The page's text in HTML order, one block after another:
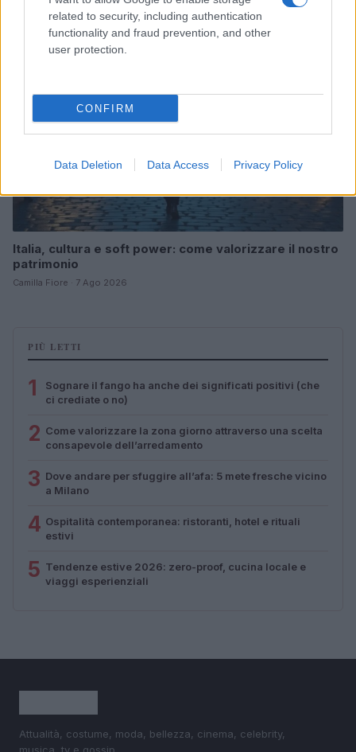
related to security, including authentication
functionality and fraud prevention, and other
user protection.
CONFIRM
Data Deletion Data Access Privacy Policy
Italia, cultura e soft power: come valorizzare il nostro
patrimonio
Camilla Fiore · 7 Ago 2026
PIÙ LETTI
1
Sognare il fango ha anche dei significati positivi (che
ci crediate o no)
2 Come valorizzare la zona giorno attraverso una scelta
consapevole dell’arredamento
3 Dove andare per sfuggire all’afa: 5 mete fresche vicino
a Milano
4 Ospitalità contemporanea: ristoranti, hotel e rituali
estivi
5 Tendenze estive 2026: zero-proof, cucina locale e
viaggi esperienziali
Attualità, costume, moda, bellezza, cinema, celebrity,
musica, tv e gossip.